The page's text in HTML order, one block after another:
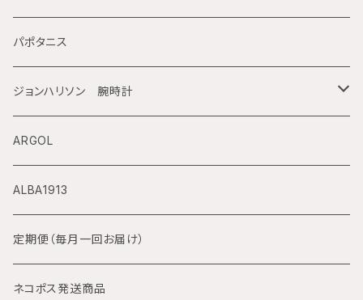
Maitre Savon de Marseille
オーセンティック
Savon de Provence
La corvette
Maitre Augustin
パポタニス
ジョンハリソン 腕時計
電池式電波時計
デジアナ方式
手巻付自動巻腕時計
自動巻のみ腕時計
ARGOL
ALBA1913
定期便（毎月一回お届け）
ネコポス発送商品